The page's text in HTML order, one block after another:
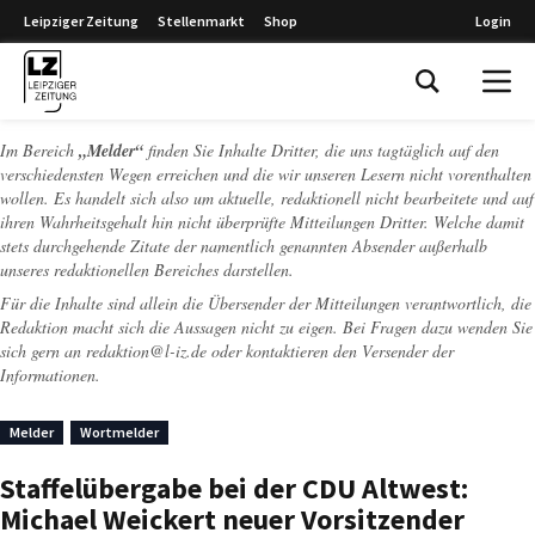
Leipziger Zeitung Stellenmarkt Shop Login
Im Bereich „Melder“ finden Sie Inhalte Dritter, die uns tagtäglich auf den
verschiedensten Wegen erreichen und die wir unseren Lesern nicht vorenthalten
wollen. Es handelt sich also um aktuelle, redaktionell nicht bearbeitete und auf
ihren Wahrheitsgehalt hin nicht überprüfte Mitteilungen Dritter. Welche damit
stets durchgehende Zitate der namentlich genannten Absender außerhalb
unseres redaktionellen Bereiches darstellen.
Für die Inhalte sind allein die Übersender der Mitteilungen verantwortlich, die
Redaktion macht sich die Aussagen nicht zu eigen. Bei Fragen dazu wenden Sie
sich gern an redaktion@l-iz.de oder kontaktieren den Versender der
Informationen.
Melder Wortmelder
Staffelübergabe bei der CDU Altwest:
Michael Weickert neuer Vorsitzender